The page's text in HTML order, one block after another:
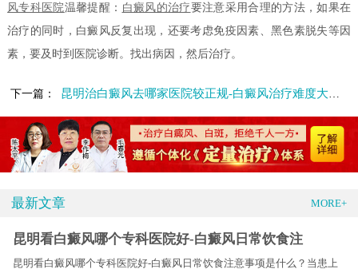
风专科医院温馨提醒： 白癜风的治疗要注意采用合理的方法，如果在
治疗的同时，白癜风反复出现，还要考虑免疫因素、黑色素脱失等因
素，要及时到医院诊断。找出病因，然后治疗。
下一篇： 昆明治白癜风去哪家医院较正规-白癜风治疗难度大的原因有哪些
最新文章 MORE+
昆明看白癜风哪个专科医院好-白癜风日常饮食注
昆明看白癜风哪个专科医院好-白癜风日常饮食注意事项是什么？当患上